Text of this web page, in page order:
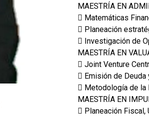
MAESTRÍA EN
 Matemáticas
 Planeación
 Investigación de
MAESTRÍA EN
 Joint Venture
 Emisión de Deuda
 Metodología de la
MAESTRÍA EN
 Planeación